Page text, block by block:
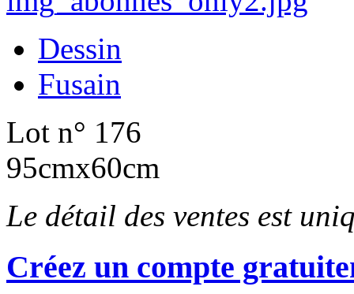
Dessin
Fusain
Lot n° 176
95cmx60cm
Le détail des ventes est
Créez un compte